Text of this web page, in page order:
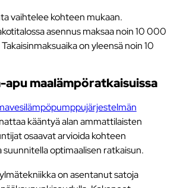
vaihtelee kohteen mukaan.
asennus maksaa noin 10 000
on yleensä noin 10
maalämpöratkaisuissa
kääntyä alan ammattilaisten
osaavat arvioida kohteen
optimaalisen ratkaisun.
on asentanut satoja